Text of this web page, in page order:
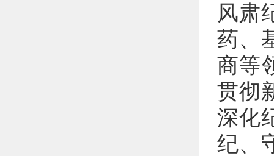
风肃
药、
商等
贯彻
深化
纪、